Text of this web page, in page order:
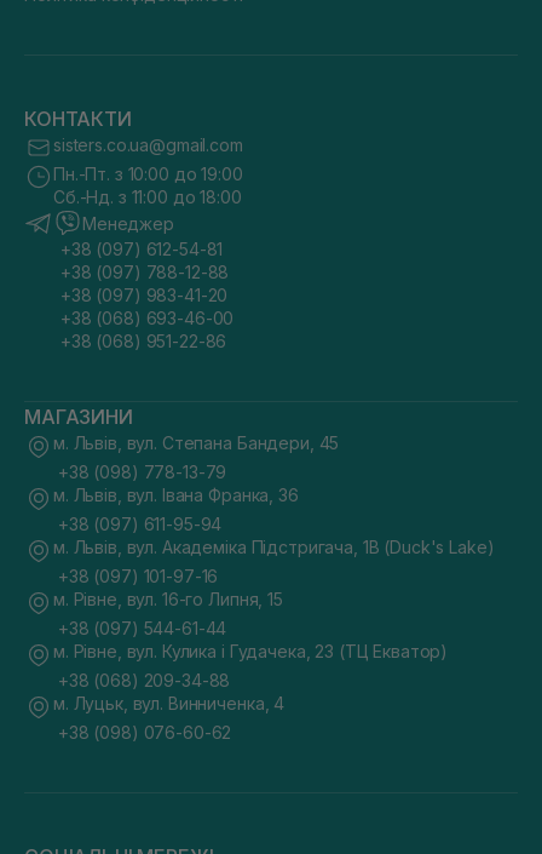
КОНТАКТИ
sisters.co.ua@gmail.com
Пн.-Пт. з 10:00 до 19:00
Сб.-Нд. з 11:00 до 18:00
Менеджер
+38 (097) 612-54-81
+38 (097) 788-12-88
+38 (097) 983-41-20
+38 (068) 693-46-00
+38 (068) 951-22-86
МАГАЗИНИ
м. Львів, вул. Степана Бандери, 45
+38 (098) 778-13-79
м. Львів, вул. Івана Франка, 36
+38 (097) 611-95-94
м. Львів, вул. Академіка Підстригача, 1В (Duck's Lake)
+38 (097) 101-97-16
м. Рівне, вул. 16-го Липня, 15
+38 (097) 544-61-44
м. Рівне, вул. Кулика і Гудачека, 23 (ТЦ Екватор)
+38 (068) 209-34-88
м. Луцьк, вул. Винниченка, 4
+38 (098) 076-60-62